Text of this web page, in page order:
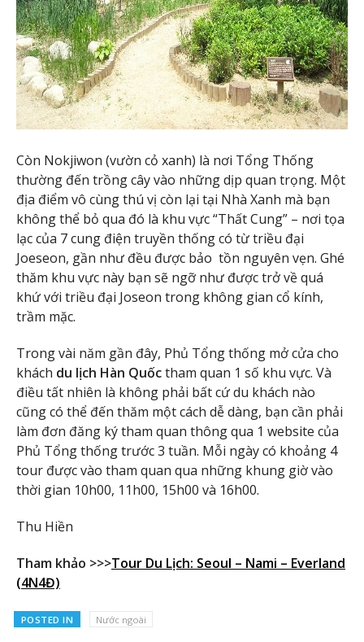
Còn Nokjiwon (vườn cỏ xanh) là nơi Tổng Thống
thường đến trồng cây vào những dịp quan trọng. Một
địa điểm vô cùng thú vị còn lại tại Nhà Xanh mà bạn
không thể bỏ qua đó là khu vực “Thất Cung” – nơi tọa
lạc của 7 cung điện truyền thống có từ triều đại
Joeseon, gần như đều được bảo tồn nguyên vẹn. Ghé
thăm khu vực này bạn sẽ ngỡ như được trở về quá
khứ với triều đại Joseon trong không gian cổ kính,
trầm mặc.
Trong vài năm gần đây, Phủ Tổng thống mở cửa cho
khách du lịch Hàn Quốctham quan 1 số khu vực. Và
điều tất nhiên là không phải bất cứ du khách nào
cũng có thể đến thăm một cách dễ dàng, bạn cần phải
làm đơn đăng ký tham quan thông qua 1 website của
Phủ Tổng thống trước 3 tuần. Mỗi ngày có khoảng 4
tour được vào tham quan qua những khung giờ vào
thời gian 10h00, 11h00, 15h00 và 16h00.
Thu Hiền
Tham khảo >>>Tour Du Lịch: Seoul – Nami – Everland
(4N4Đ)
POSTED IN Nước ngoài